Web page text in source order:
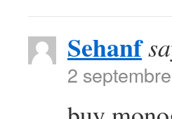
Sehanf
2